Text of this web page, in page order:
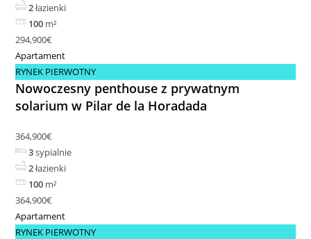
2łazienki
100 m²
294,900€
Apartament
RYNEK PIERWOTNY
Nowoczesny penthouse z prywatnym
solarium w Pilar de la Horadada
364,900€
3sypialnie
2łazienki
100 m²
364,900€
Apartament
RYNEK PIERWOTNY